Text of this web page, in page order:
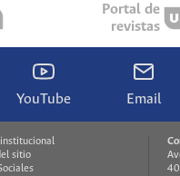
Portal de
revistas
YouTube Email
sitio